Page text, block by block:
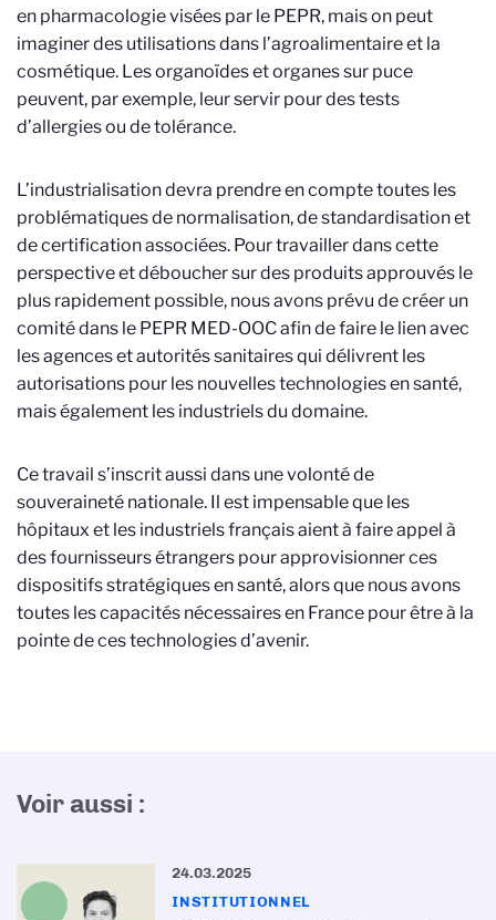
en pharmacologie visées par le PEPR, mais on peut
imaginer des utilisations dans l’agroalimentaire et la
cosmétique. Les organoïdes et organes sur puce
peuvent, par exemple, leur servir pour des tests
d’allergies ou de tolérance.
L’industrialisation devra prendre en compte toutes les
problématiques de normalisation, de standardisation et
de certification associées. Pour travailler dans cette
perspective et déboucher sur des produits approuvés le
plus rapidement possible, nous avons prévu de créer un
comité dans le PEPR MED-OOC afin de faire le lien avec
les agences et autorités sanitaires qui délivrent les
autorisations pour les nouvelles technologies en santé,
mais également les industriels du domaine.
Ce travail s’inscrit aussi dans une volonté de
souveraineté nationale. Il est impensable que les
hôpitaux et les industriels français aient à faire appel à
des fournisseurs étrangers pour approvisionner ces
dispositifs stratégiques en santé, alors que nous avons
toutes les capacités nécessaires en France pour être à la
pointe de ces technologies d’avenir.
Voir aussi :
24.03.2025
INSTITUTIONNEL